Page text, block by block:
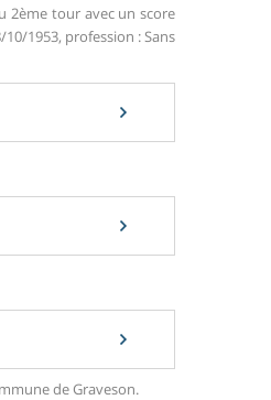
2ème tour avec un score
1953, profession : Sans
de Graveson.